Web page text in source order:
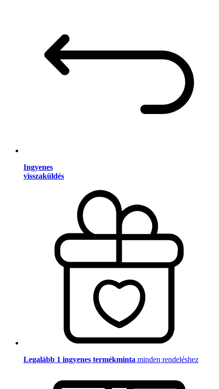
Ingyenes
visszaküldés
Legalább 1 ingyenes termékminta minden rendeléshez